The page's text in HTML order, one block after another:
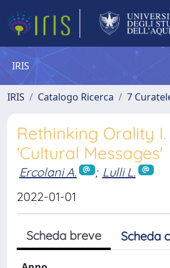
IRIS
IRIS Catalogo Ricerca 7
Rethinking Orality
'Cultural Messages'
Ercolani A. ; Lulli L.
2022-01-01
Scheda breve Scheda